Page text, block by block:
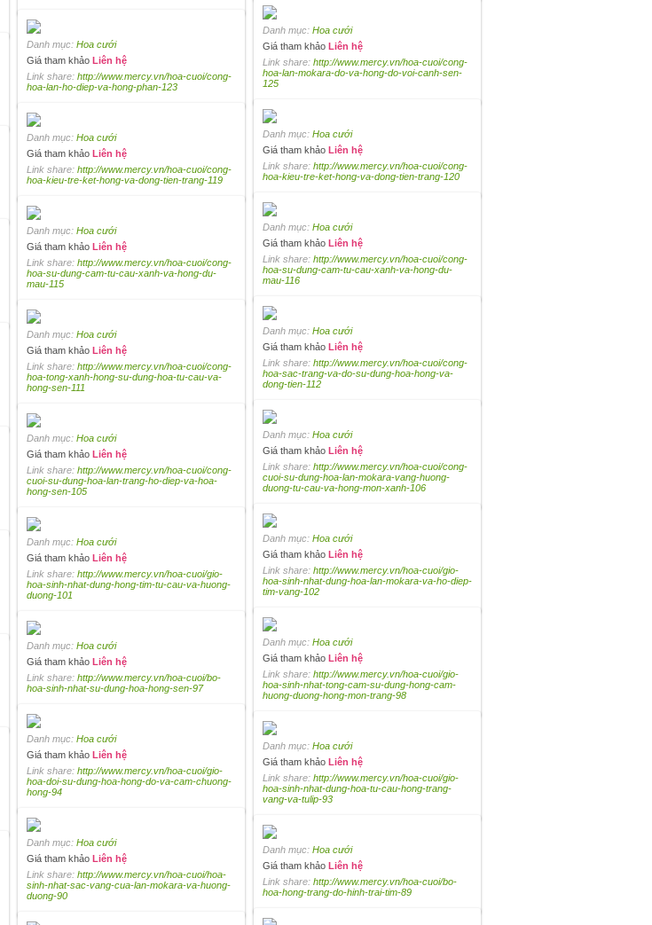
Danh mục: Hoa cưới
Giá tham khảo Liên hệ
Link share: http://www.mercy.vn/hoa-cuoi/cong-
hoa-lan-mokara-do-va-hong-do-voi-canh-sen-
125
Danh mục: Hoa cưới
Giá tham khảo Liên hệ
Link share: http://www.mercy.vn/hoa-cuoi/cong-
hoa-lan-ho-diep-va-hong-phan-123
Danh mục: Hoa cưới
Giá tham khảo Liên hệ
Link share: http://www.mercy.vn/hoa-cuoi/cong-
hoa-kieu-tre-ket-hong-va-dong-tien-trang-120
Danh mục: Hoa cưới
Giá tham khảo Liên hệ
Link share: http://www.mercy.vn/hoa-cuoi/cong-
hoa-kieu-tre-ket-hong-va-dong-tien-trang-119
Danh mục: Hoa cưới
Giá tham khảo Liên hệ
Link share: http://www.mercy.vn/hoa-cuoi/cong-
hoa-su-dung-cam-tu-cau-xanh-va-hong-du-
mau-116
Danh mục: Hoa cưới
Giá tham khảo Liên hệ
Link share: http://www.mercy.vn/hoa-cuoi/cong-
hoa-su-dung-cam-tu-cau-xanh-va-hong-du-
mau-115
Danh mục: Hoa cưới
Giá tham khảo Liên hệ
Link share: http://www.mercy.vn/hoa-cuoi/cong-
hoa-sac-trang-va-do-su-dung-hoa-hong-va-
dong-tien-112
Danh mục: Hoa cưới
Giá tham khảo Liên hệ
Link share: http://www.mercy.vn/hoa-cuoi/cong-
hoa-tong-xanh-hong-su-dung-hoa-tu-cau-va-
hong-sen-111
Danh mục: Hoa cưới
Giá tham khảo Liên hệ
Link share: http://www.mercy.vn/hoa-cuoi/cong-
cuoi-su-dung-hoa-lan-mokara-vang-huong-
duong-tu-cau-va-hong-mon-xanh-106
Danh mục: Hoa cưới
Giá tham khảo Liên hệ
Link share: http://www.mercy.vn/hoa-cuoi/cong-
cuoi-su-dung-hoa-lan-trang-ho-diep-va-hoa-
hong-sen-105
Danh mục: Hoa cưới
Giá tham khảo Liên hệ
Link share: http://www.mercy.vn/hoa-cuoi/gio-
hoa-sinh-nhat-dung-hoa-lan-mokara-va-ho-diep-
tim-vang-102
Danh mục: Hoa cưới
Giá tham khảo Liên hệ
Link share: http://www.mercy.vn/hoa-cuoi/gio-
hoa-sinh-nhat-dung-hong-tim-tu-cau-va-huong-
duong-101
Danh mục: Hoa cưới
Giá tham khảo Liên hệ
Link share: http://www.mercy.vn/hoa-cuoi/gio-
hoa-sinh-nhat-tong-cam-su-dung-hong-cam-
huong-duong-hong-mon-trang-98
Danh mục: Hoa cưới
Giá tham khảo Liên hệ
Link share: http://www.mercy.vn/hoa-cuoi/bo-
hoa-sinh-nhat-su-dung-hoa-hong-sen-97
Danh mục: Hoa cưới
Giá tham khảo Liên hệ
Link share: http://www.mercy.vn/hoa-cuoi/gio-
hoa-doi-su-dung-hoa-hong-do-va-cam-chuong-
hong-94
Danh mục: Hoa cưới
Giá tham khảo Liên hệ
Link share: http://www.mercy.vn/hoa-cuoi/gio-
hoa-sinh-nhat-dung-hoa-tu-cau-hong-trang-
vang-va-tulip-93
Danh mục: Hoa cưới
Giá tham khảo Liên hệ
Link share: http://www.mercy.vn/hoa-cuoi/hoa-
sinh-nhat-sac-vang-cua-lan-mokara-va-huong-
duong-90
Danh mục: Hoa cưới
Giá tham khảo Liên hệ
Link share: http://www.mercy.vn/hoa-cuoi/bo-
hoa-hong-trang-do-hinh-trai-tim-89